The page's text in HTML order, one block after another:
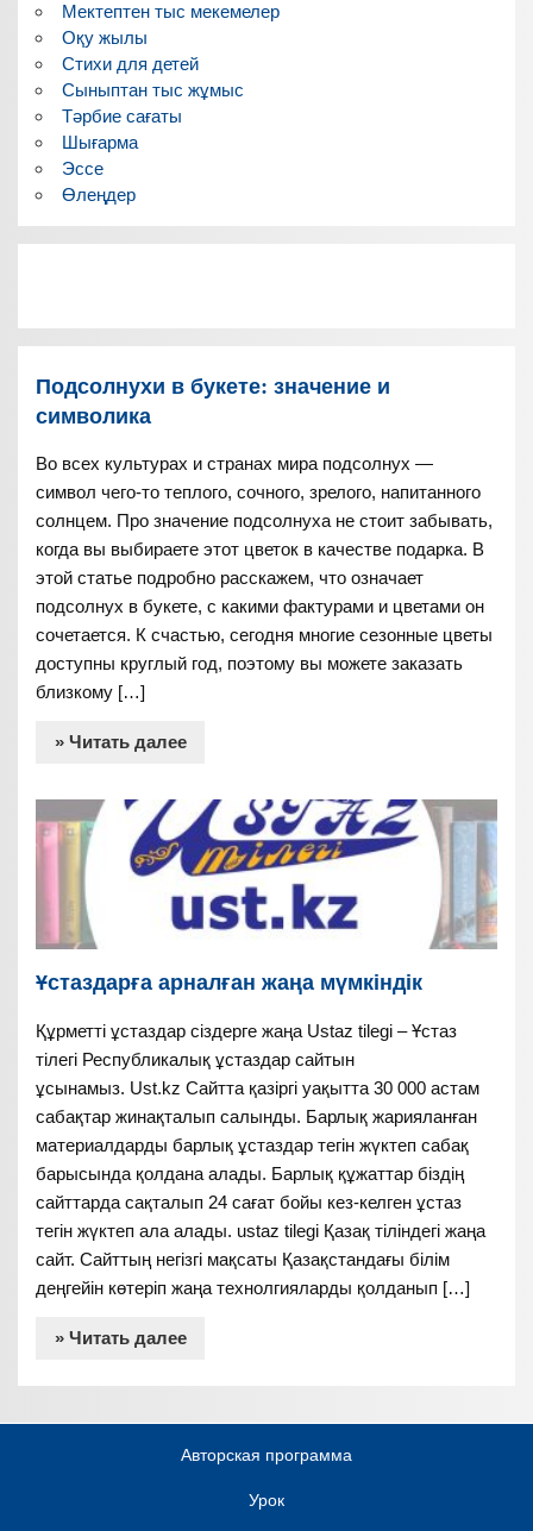
Мектептен тыс мекемелер
Оқу жылы
Стихи для детей
Сыныптан тыс жұмыс
Тәрбие сағаты
Шығарма
Эссе
Өлеңдер
Подсолнухи в букете: значение и
символика
Во всех культурах и странах мира подсолнух —
символ чего-то теплого, сочного, зрелого, напитанного
солнцем. Про значение подсолнуха не стоит забывать,
когда вы выбираете этот цветок в качестве подарка. В
этой статье подробно расскажем, что означает
подсолнух в букете, с какими фактурами и цветами он
сочетается. К счастью, сегодня многие сезонные цветы
доступны круглый год, поэтому вы можете заказать
близкому […]
» Читать далее
Ұстаздарға арналған жаңа мүмкіндік
Құрметті ұстаздар сіздерге жаңа Ustaz tilegi – Ұстаз
тілегі Республикалық ұстаздар сайтын
ұсынамыз. Ust.kz Сайтта қазіргі уақытта 30 000 астам
сабақтар жинақталып салынды. Барлық жарияланған
материалдарды барлық ұстаздар тегін жүктеп сабақ
барысында қолдана алады. Барлық құжаттар біздің
сайттарда сақталып 24 сағат бойы кез-келген ұстаз
тегін жүктеп ала алады. ustaz tilegi Қазақ тіліндегі жаңа
сайт. Сайттың негізгі мақсаты Қазақстандағы білім
деңгейін көтеріп жаңа технолгияларды қолданып […]
» Читать далее
Авторская программа
Урок